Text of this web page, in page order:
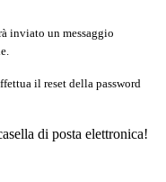
inviato un messaggio
il reset della password
di posta elettronica!